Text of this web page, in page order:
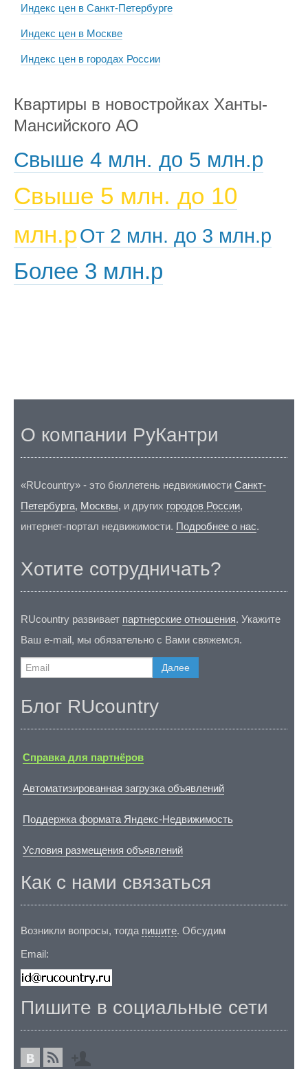
Индекс цен в Санкт-Петербурге
Индекс цен в Москве
Индекс цен в городах России
Квартиры в новостройках Ханты-
Мансийского АО
Свыше 4 млн. до 5 млн.р
Свыше 5 млн. до 10
млн.рОт 2 млн. до 3 млн.р
Более 3 млн.р
О компании РуКантри
«RUcountry» - это бюллетень недвижимости Санкт-
Петербурга, Москвы, и других городов России,
интернет-портал недвижимости. Подробнее о нас.
Хотите сотрудничать?
RUcountry развивает партнерские отношения. Укажите
Ваш e-mail, мы обязательно с Вами свяжемся.
Далее
Блог RUcountry
Справка для партнёров
Автоматизированная загрузка объявлений
Поддержка формата Яндекс-Недвижимость
Условия размещения объявлений
Как с нами связаться
Возникли вопросы, тогда пишите. Обсудим
Email:
Пишите в социальные сети